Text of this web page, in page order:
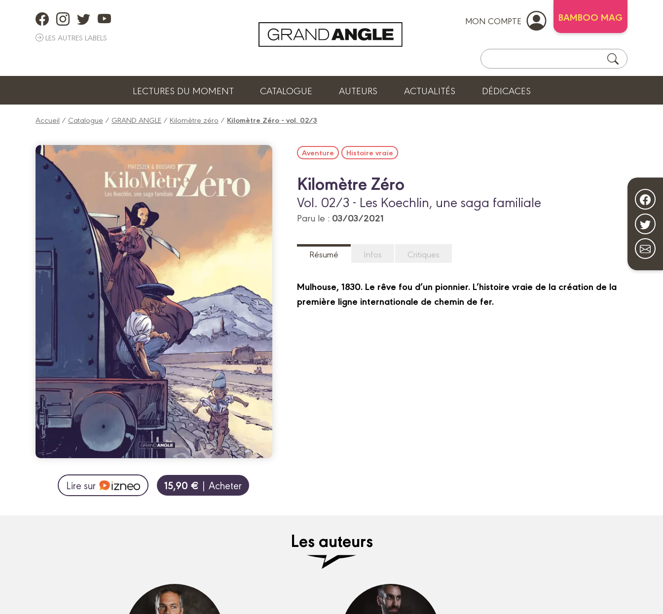
LES AUTRES LABELS
MON COMPTE BAMBOO MAG
LECTURES DU MOMENT CATALOGUE AUTEURS ACTUALITÉS DÉDICACES
Accueil / Catalogue / GRAND ANGLE / Kilomètre zéro / Kilomètre Zéro - vol. 02/3
Lire sur 15,90 € | Acheter
Aventure Histoire vraie
Kilomètre Zéro
Vol. 02/3 - Les Koechlin, une saga familiale
Paru le : 03/03/2021
Résumé Infos Critiques
Mulhouse, 1830. Le rêve fou d’un pionnier. L’histoire vraie de la création de la
première ligne internationale de chemin de fer.
Les auteurs